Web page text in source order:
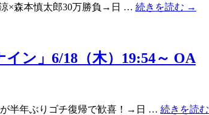
×森本慎太郎30万勝負→日 … 続きを読む →
ン」6/18（木）19:54～ OA
半年ぶりゴチ復帰で歓喜！→日 … 続きを読む